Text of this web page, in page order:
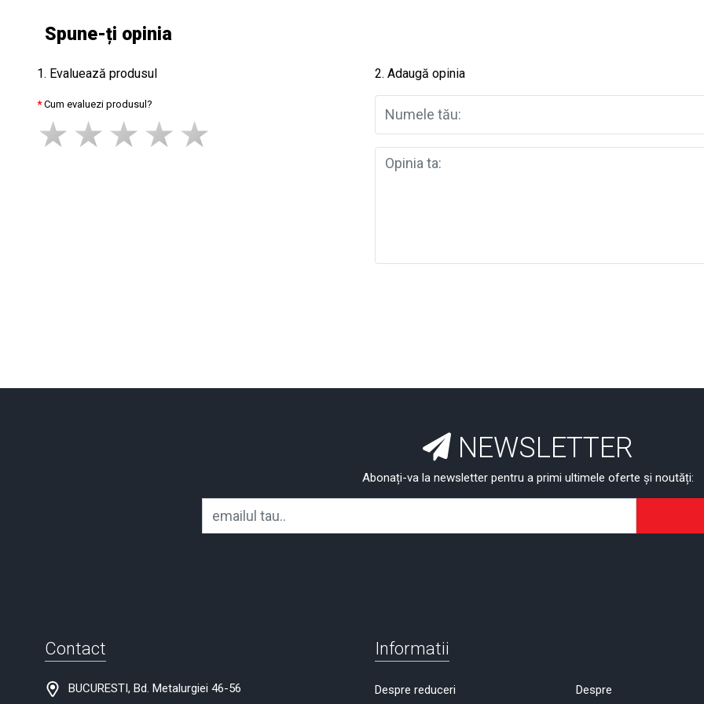
Spune-ți opinia
1. Evaluează produsul
Cum evaluezi produsul?
2. Adaugă opinia
NEWSLETTER
Abonați-va la newsletter pentru a primi ultimele oferte și noutăți:
Contact
BUCURESTI, Bd. Metalurgiei 46-56
Informatii
Despre reduceri Despre